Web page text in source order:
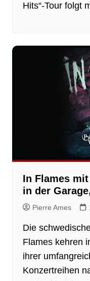
Hits“-Tour folgt
In Flames
in der
Pierre Ames
Die
Flames kehren
ihrer
Konzertreihen